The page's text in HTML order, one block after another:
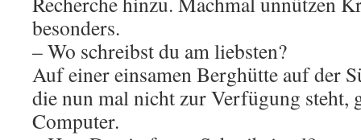
besonders.
– Wo schreibst du am liebsten?
Auf einer einsamen Berghütte auf der
die nun mal nicht zur Verfügung steht,
Computer.